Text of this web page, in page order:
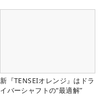
新『TENSEIオレンジ』はドラ
イバーシャフトの“最適解”